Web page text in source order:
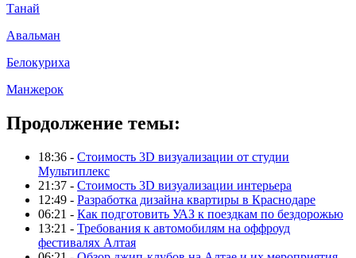
Танай
Авальман
Белокуриха
Манжерок
Продолжение темы:
18:36 - Стоимость 3D визуализации от студии
Мультиплекс
21:37 - Стоимость 3D визуализации интерьера
12:49 - Разработка дизайна квартиры в Краснодаре
06:21 - Как подготовить УАЗ к поездкам по бездорожью
13:21 - Требования к автомобилям на оффроуд
фестивалях Алтая